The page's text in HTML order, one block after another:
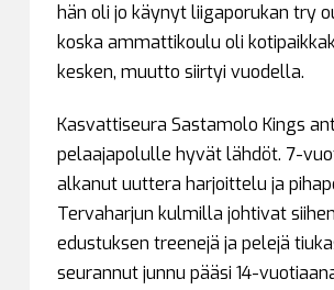
hän oli jo käynyt liigaporukan try
koska ammattikoulu oli
kesken, muutto siirtyi vuodella.
Kasvattiseura Sastamolo Kings
pelaajapolulle hyvät lähdöt. 7-
alkanut uuttera harjoittelu ja
Tervaharjun kulmilla johtivat
edustuksen treenejä ja pelejä
seurannut junnu pääsi 14-